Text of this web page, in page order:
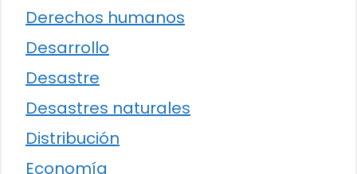
Derechos humanos
Desarrollo
Desastre
Desastres naturales
Distribución
Economía